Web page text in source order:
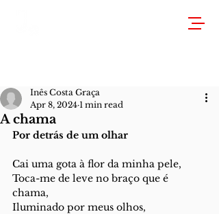
A chama
Inês Costa Graça
Apr 8, 2024 1 min read
Por detrás de um olhar
Cai uma gota à flor da minha pele,
Toca-me de leve no braço que é
chama,
Iluminado por meus olhos,